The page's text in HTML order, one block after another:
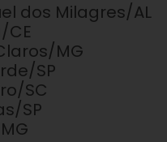
dos Milagres/AL
CE
MG
SP
SC
SP